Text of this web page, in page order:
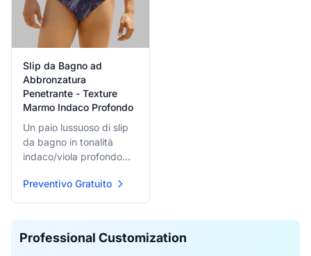
Slip da Bagno ad
Abbronzatura
Penetrante - Texture
Marmo Indaco Profondo
Un paio lussuoso di slip
da bagno in tonalità
indaco/viola profondo
o strutturato sottile.
Offrono un look scuro
completa di
Preventivo Gratuito
Professional Customization